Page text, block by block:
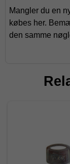
Mangler du en
købes her.
den samme